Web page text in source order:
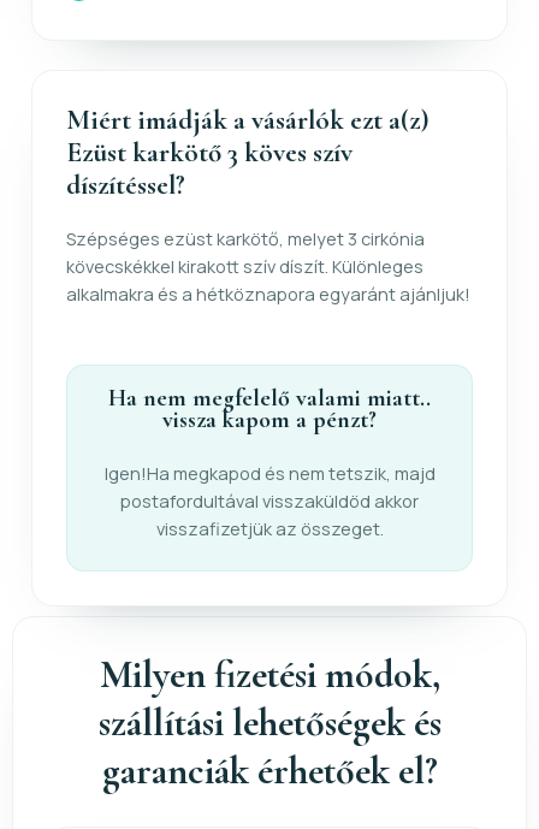
Miért imádják a vásárlók ezt a(z)
Ezüst karkötő 3 köves szív
díszítéssel?
Szépséges ezüst karkötő, melyet 3 cirkónia
kövecskékkel kirakott szív díszít. Különleges
alkalmakra és a hétköznapora egyaránt ajánljuk!
Ha nem megfelelő valami miatt..
vissza kapom a pénzt?
Igen!Ha megkapod és nem tetszik, majd
postafordultával visszaküldöd akkor
visszafizetjük az összeget.
Milyen fizetési módok,
szállítási lehetőségek és
garanciák érhetőek el?